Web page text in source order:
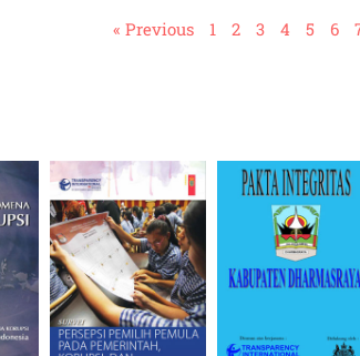
« Previous 1 2 3 4 5 6